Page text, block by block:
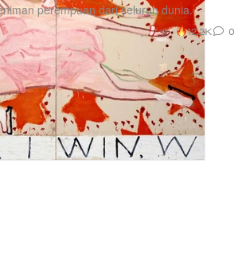
perempuan dari seluruh dunia.
12.2K 0